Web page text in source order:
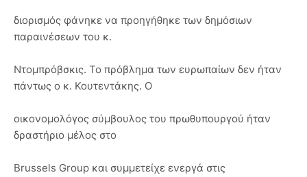
διορισμός φάνηκε να προηγήθηκε των δημόσιων
παραινέσεων του κ.
Ντομπρόβσκις. Το πρόβλημα των ευρωπαίων δεν ήταν
πάντως ο κ. Κουτεντάκης. Ο
οικονομολόγος σύμβουλος του πρωθυπουργού ήταν
δραστήριο μέλος στο
Brussels Group και συμμετείχε ενεργά στις